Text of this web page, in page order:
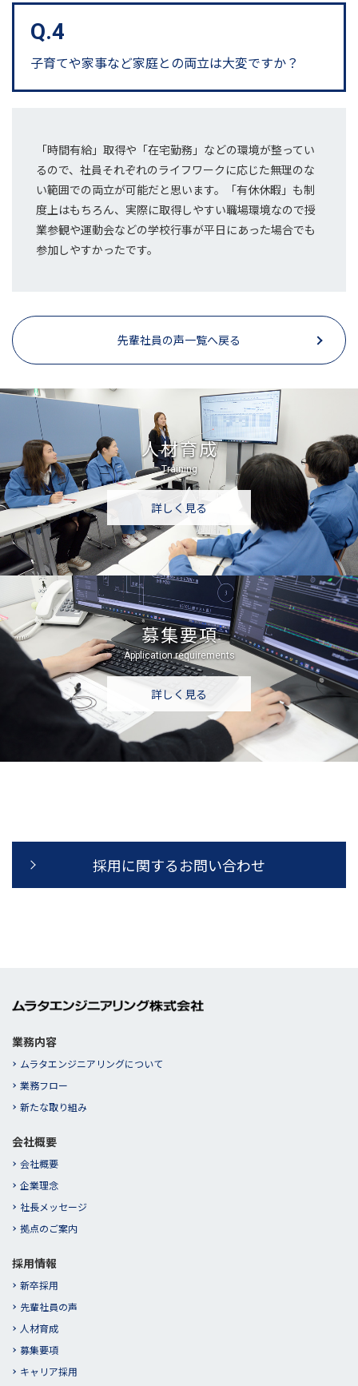
Q.4
子育てや家事など家庭との両立は大変ですか？
「時間有給」取得や「在宅勤務」などの環境が整ってい
るので、社員それぞれのライフワークに応じた無理のな
い範囲での両立が可能だと思います。
「有休休暇」も制
度上はもちろん、実際に取得しやすい職場環境なので授
業参観や運動会などの学校行事が平日にあった場合でも
参加しやすかったです。
先輩社員の声一覧へ戻る
人材育成
Training
詳しく見る
募集要項
Application requirements
詳しく見る
採用に関するお問い合わせ
業務内容
ムラタエンジニアリングについて
業務フロー
新たな取り組み
会社概要
会社概要
企業理念
社長メッセージ
拠点のご案内
採用情報
新卒採用
先輩社員の声
人材育成
募集要項
キャリア採用